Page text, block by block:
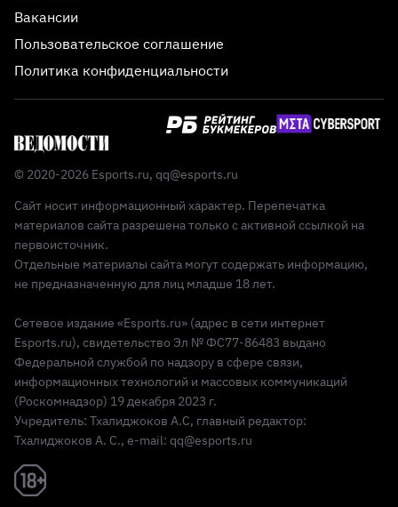
Реклама 18+
Вакансии
Пользовательское соглашение
Политика конфиденциальности
© 2020-2026 Esports.ru, qq@esports.ru
Сайт носит информационный характер. Перепечатка
материалов сайта разрешена только с активной ссылкой на
первоисточник.
Отдельные материалы сайта могут содержать информацию,
не предназначенную для лиц младше 18 лет.
Сетевое издание «Esports.ru» (адрес в сети интернет
Esports.ru), свидетельство Эл № ФС77-86483 выдано
Федеральной службой по надзору в сфере связи,
информационных технологий и массовых коммуникаций
(Роскомнадзор) 19 декабря 2023 г.
Учредитель: Тхалиджоков А.С, главный редактор:
Тхалиджоков А. С., e-mail: qq@esports.ru